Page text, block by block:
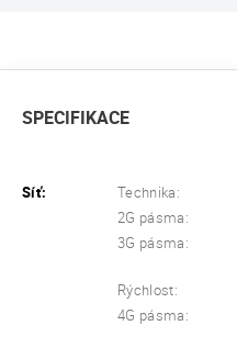
SPECIFIKACE
Síť: Technika:
2G pásma:
3G pásma:
Rýchlost:
4G pásma: